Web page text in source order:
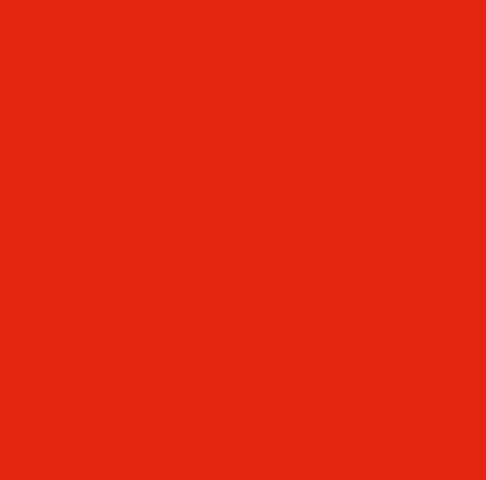
Wybrane rezultaty współpracy
Interdyscyplinarny projekt kulturalny Atlas. History
doświadczenie uchodźctwa jest przekazywane w
warszawska organizacja Strefa WolnoSłowa, a udział
działalnością artystyczną z udziałem imigrantów. Są
Projekt trwa od września 2015 roku do końca grudnia
stanowiły punkt wyjścia dla przygotowywanych przez
Teatrze Powszechnym w Warszawie w czerwcu 2016
wykłady, mające poszerzyć ramy przygotowywanych
Zaproszony do udziału w projekcie badacz IBL PAN,